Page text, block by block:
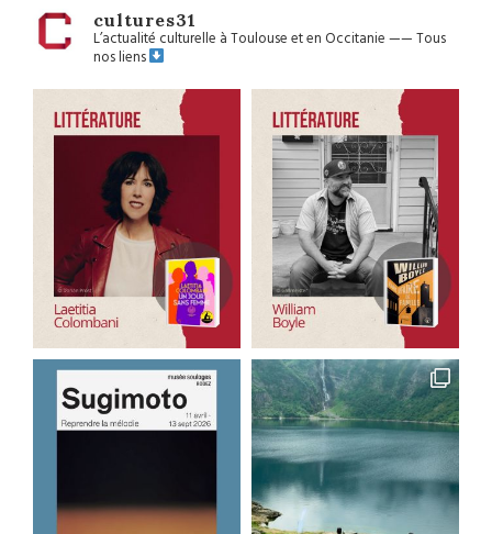
cultures31
L’actualité culturelle à Toulouse et en Occitanie——Tous
nos liens